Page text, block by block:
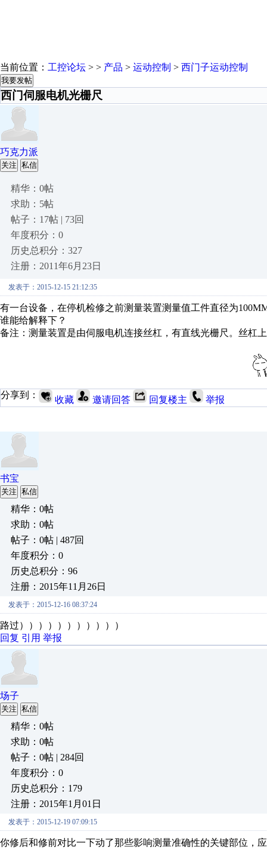
当前位置： 工控论坛 > > 产品 > 运动控制 > 西门子运动控制
我要发帖
西门伺服电机光栅尺
巧克力派
关注 私信
精华：0帖
求助：5帖
帖子：17帖 | 73回
年度积分：0
历史总积分：327
注册：2011年6月23日
发表于：2015-12-15 21:12:35
有一台设备，在停机检修之前测量装置测量值工件直径为
谁能给解释下？
备注：测量装置是由伺服电机连接丝杠，有直线光栅尺。丝杠
分享到： 收藏 邀请回答 回复楼主 举报
书宝
关注 私信
精华：0帖
求助：0帖
帖子：0帖 | 487回
年度积分：0
历史总积分：96
注册：2015年11月26日
发表于：2015-12-16 08:37:24
路过）））））））））））
回复 引用 举报
场子
关注 私信
精华：0帖
求助：0帖
帖子：0帖 | 284回
年度积分：0
历史总积分：179
注册：2015年1月01日
发表于：2015-12-19 07:09:15
你修后和修前对比一下动了那些影响测量准确性的关键部位